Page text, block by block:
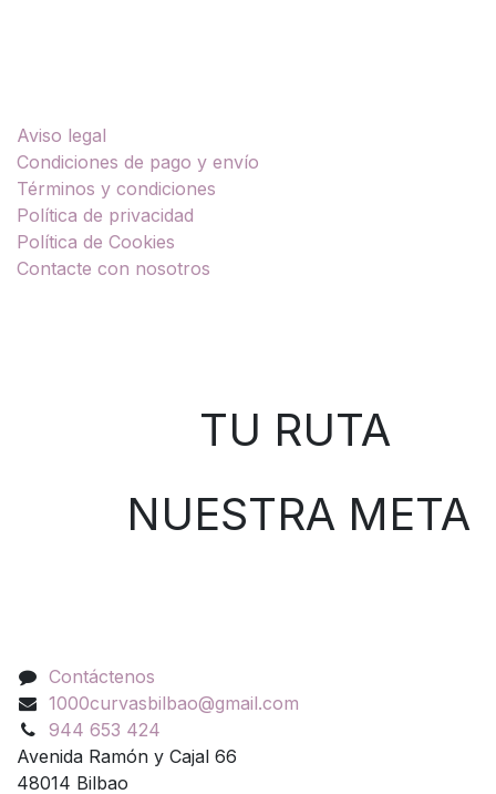
Aviso legal
Condiciones de pago y envío
Términos y condiciones
Política de privacidad
Política de Cookies
Contacte con nosotros
TU RUTA
NUESTRA META
Contáctenos
1000curvasbilbao@gmail.com
944 653 424
Avenida Ramón y Cajal 66
48014 Bilbao